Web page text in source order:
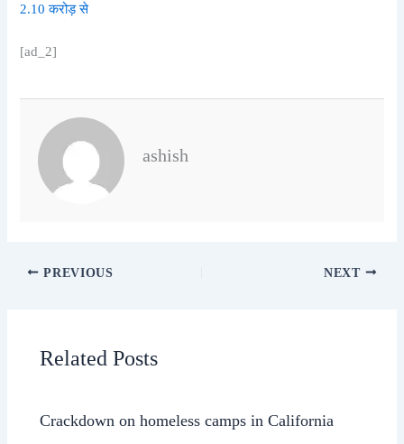
2.10 करोड़ से
[ad_2]
ashish
PREVIOUS NEXT
Related Posts
Crackdown on homeless camps in California